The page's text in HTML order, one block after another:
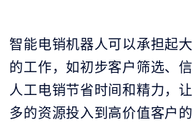
智能电销机器人可以承担起
的工作，如初步客户筛选、
人工电销节省时间和精力，
多的资源投入到高价值客户